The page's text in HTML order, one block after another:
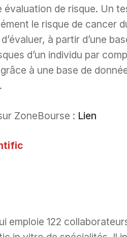
évaluation de risque. Un
le risque de cancer
à partir d’une
d’un individu par
à une base de
ZoneBourse : Lien
emploie 122